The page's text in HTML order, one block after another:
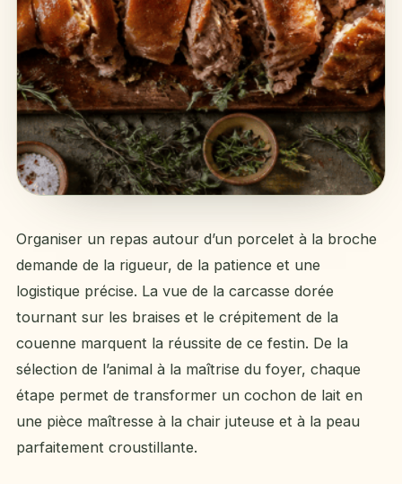
Organiser un repas autour d’un porcelet à la broche
demande de la rigueur, de la patience et une
logistique précise. La vue de la carcasse dorée
tournant sur les braises et le crépitement de la
couenne marquent la réussite de ce festin. De la
sélection de l’animal à la maîtrise du foyer, chaque
étape permet de transformer un cochon de lait en
une pièce maîtresse à la chair juteuse et à la peau
parfaitement croustillante.